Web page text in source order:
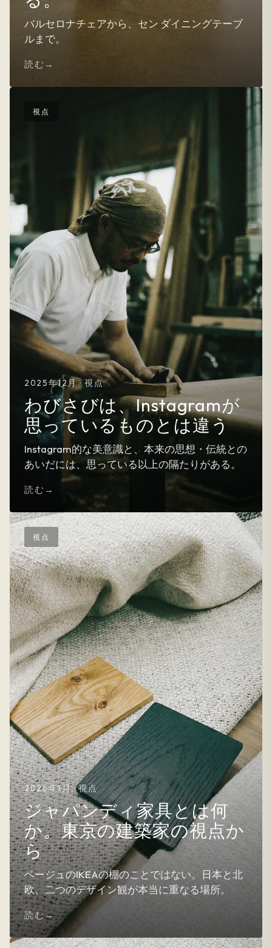
バルセロナチェアから、セン ダイニングテーブ
ルまで。
読む
視点
2025年12月 · 視点
わびさびは、Instagramが
思っているものとは違う
Instagram的な美意識と、本来の思想・伝統との
あいだには、思っている以上の隔たりがある。
読む
視点
2026年1月 · 視点
ジャパンディ家具とは何
か。東京の建築家の視点か
ら
ベージュのIKEAの棚のことではない。日本と北
欧、二つのデザイン観が本当に重なる場所。
読む